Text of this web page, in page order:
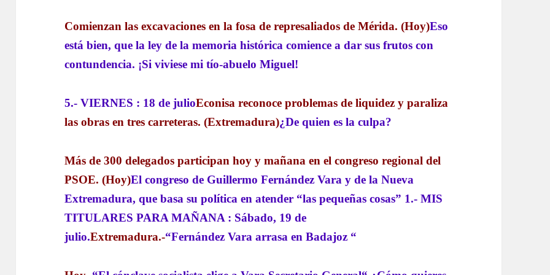
Comienzan las excavaciones en la fosa de represaliados de Mérida. (Hoy)Eso
está bien, que la ley de la memoria histórica comience a dar sus frutos con
contundencia. ¡Si viviese mi tío-abuelo Miguel!
5.- VIERNES : 18 de julioEconisa reconoce problemas de liquidez y paraliza
las obras en tres carreteras. (Extremadura)¿De quien es la culpa?
Más de 300 delegados participan hoy y mañana en el congreso regional del
PSOE. (Hoy)El congreso de Guillermo Fernández Vara y de la Nueva
Extremadura, que basa su política en atender “las pequeñas cosas” 1.- MIS
TITULARES PARA MAÑANA : Sábado, 19 de
julio.Extremadura.-“Fernández Vara arrasa en Badajoz “